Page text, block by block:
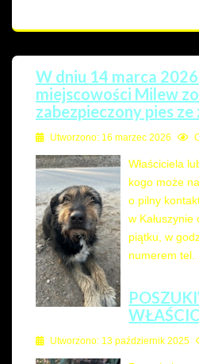
W dniu 14 marca
miejscowości Milew
zabezpieczony pies ze
Utworzono: 16 marzec 2026
Właściciela
kogo może
o pilny
w Kałuszynie
piątku, w
numerem tel.
Utworzono: 13 październik 2025